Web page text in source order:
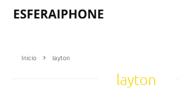
Inicio layton
layton